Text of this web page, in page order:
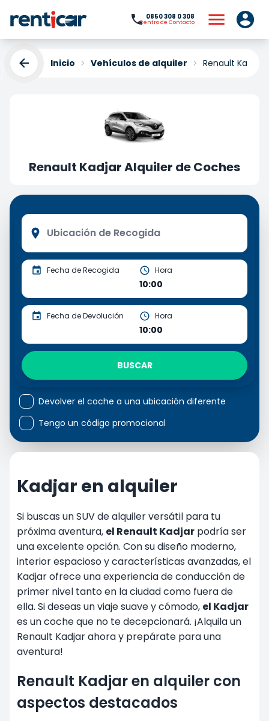
0850 308 0 308
Centro de Contacto
Inicio Vehículos de alquiler Renault Kadjar
Renault Kadjar Alquiler de Coches
Fecha de Recogida Hora
10:00
Fecha de Devolución Hora
10:00
BUSCAR
Devolver el coche a una ubicación diferente
Tengo un código promocional
Kadjar en alquiler
Si buscas un SUV de alquiler versátil para tu
próxima aventura, el Renault Kadjar podría ser
una excelente opción. Con su diseño moderno,
interior espacioso y características avanzadas, el
Kadjar ofrece una experiencia de conducción de
primer nivel tanto en la ciudad como fuera de
ella. Si deseas un viaje suave y cómodo, el Kadjar
es un coche que no te decepcionará. ¡Alquila un
Renault Kadjar ahora y prepárate para una
aventura!
Renault Kadjar en alquiler con
aspectos destacados